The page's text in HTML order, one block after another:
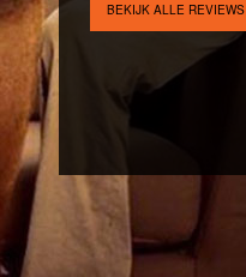
BEKIJK ALLE REVIEWS